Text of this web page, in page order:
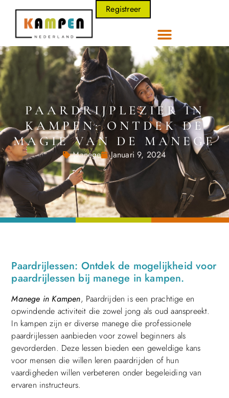
Registreer
PAARDRIJPLEZIER IN
KAMPEN: ONTDEK DE
MAGIE VAN DE MANEGE
Manege Januari 9, 2024
Paardrijlessen: Ontdek de mogelijkheid voor
paardrijlessen bij manege in kampen.
Manege in Kampen, Paardrijden is een prachtige en
opwindende activiteit die zowel jong als oud aanspreekt.
In kampen zijn er diverse manege die professionele
paardrijlessen aanbieden voor zowel beginners als
gevorderden. Deze lessen bieden een geweldige kans
voor mensen die willen leren paardrijden of hun
vaardigheden willen verbeteren onder begeleiding van
ervaren instructeurs.